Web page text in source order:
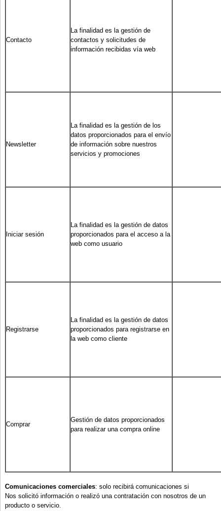
Contacto
La finalidad es la gestión de
contactos y solicitudes de
información recibidas vía web
Newsletter
La finalidad es la gestión de los
datos proporcionados para el envío
de información sobre nuestros
servicios y promociones
Iniciar sesión
La finalidad es la gestión de datos
proporcionados para el acceso a la
web como usuario
Registrarse
La finalidad es la gestión de datos
proporcionados para registrarse en
la web como cliente
Comprar
Gestión de datos proporcionados
para realizar una compra online
Comunicaciones comerciales: solo recibirá comunicaciones si
Nos solicitó información o realizó una contratación con nosotros de un
producto o servicio.